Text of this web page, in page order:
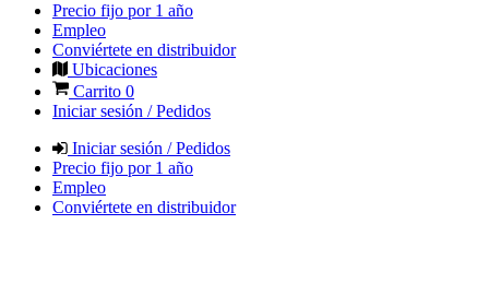
Precio fijo por 1 año
Empleo
Conviértete en distribuidor
Ubicaciones
Carrito 0
Iniciar sesión / Pedidos
Iniciar sesión / Pedidos
Precio fijo por 1 año
Empleo
Conviértete en distribuidor